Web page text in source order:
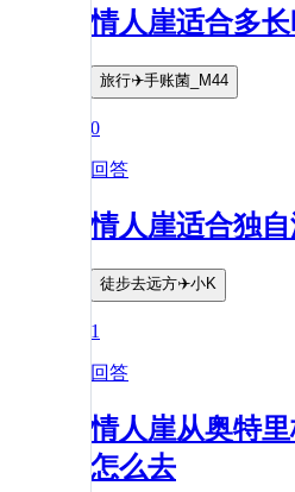
情人崖适合多
旅行✈️手账菌_M44
0
回答
情人崖适合独
徒步去远方✈️小K
1
回答
情人崖从奥特
怎么去